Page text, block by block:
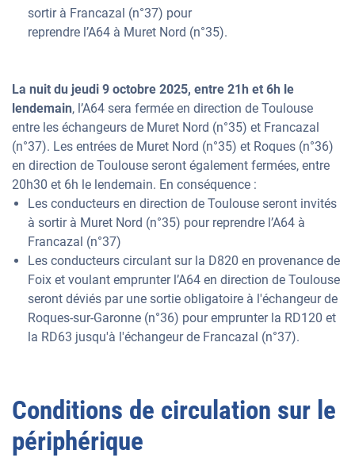
sortir à Francazal (n°37) pour
reprendre l’A64 à Muret Nord (n°35).
La nuit du jeudi 9 octobre 2025, entre 21h et 6h le
lendemain, l’A64 sera fermée en direction de Toulouse
entre les échangeurs de Muret Nord (n°35) et Francazal
(n°37). Les entrées de Muret Nord (n°35) et Roques (n°36)
en direction de Toulouse seront également fermées, entre
20h30 et 6h le lendemain. En conséquence :
Les conducteurs en direction de Toulouse seront invités
à sortir à Muret Nord (n°35) pour reprendre l’A64 à
Francazal (n°37)
Les conducteurs circulant sur la D820 en provenance de
Foix et voulant emprunter l’A64 en direction de Toulouse
seront déviés par une sortie obligatoire à l'échangeur de
Roques-sur-Garonne (n°36) pour emprunter la RD120 et
la RD63 jusqu'à l'échangeur de Francazal (n°37).
Conditions de circulation sur le
périphérique